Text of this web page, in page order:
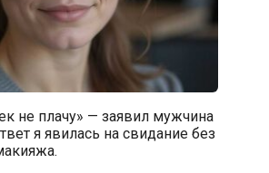
не плачу» — заявил мужчина
я явилась на свидание без